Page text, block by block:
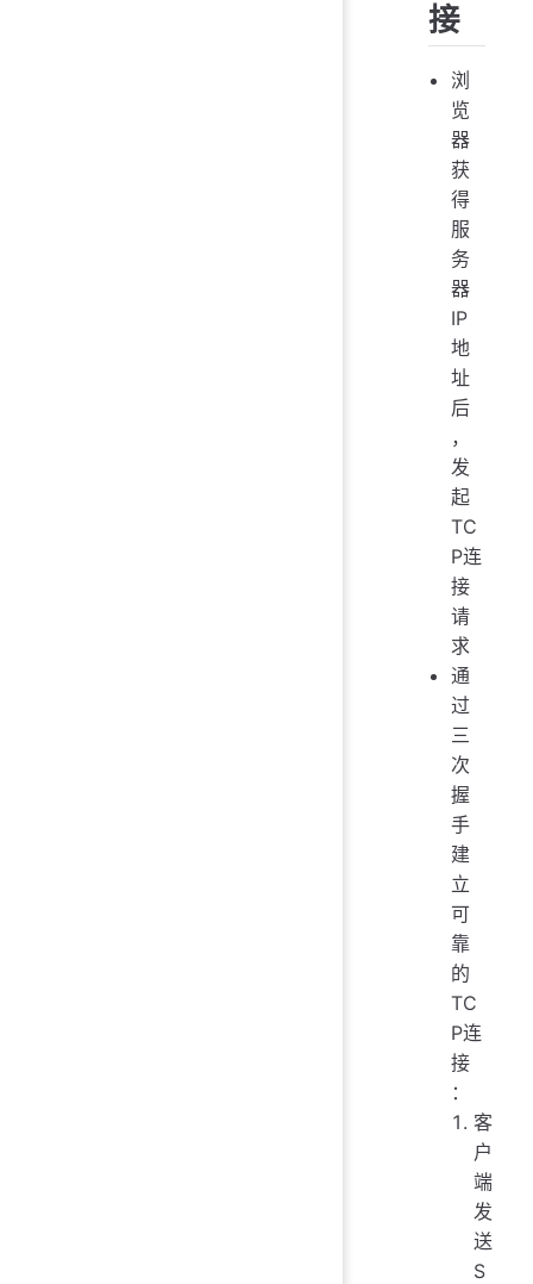
接
浏
览
器
获
得
服
务
器
IP
地
址
后
，
发
起
TC
P连
接
请
求
通
过
三
次
握
手
建
立
可
靠
的
TC
P连
接
：
客
户
端
发
送
S